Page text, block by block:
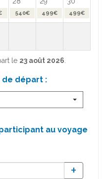
540€ 499€ 499€
le 23 août 2026.
de départ :
au voyage
+